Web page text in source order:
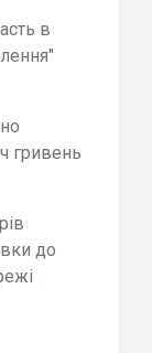
в
гривень
до